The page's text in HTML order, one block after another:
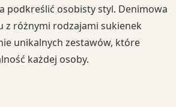
podkreślić osobisty styl. Denimowa
z różnymi rodzajami sukienek
unikalnych zestawów, które
każdej osoby.